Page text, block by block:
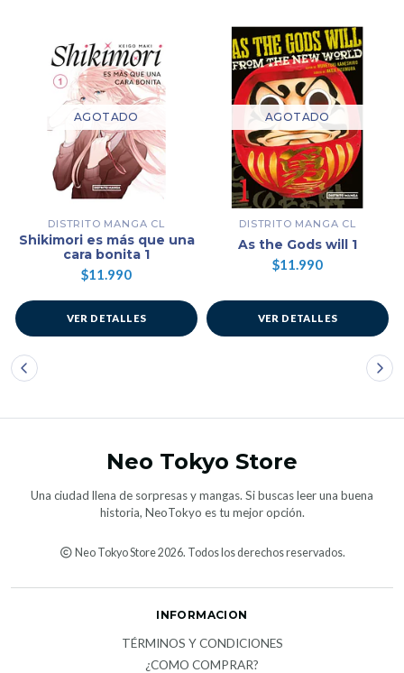
AGOTADO
DISTRITO MANGA CL
Shikimori es más que una
cara bonita 1
$11.990
VER DETALLES
AGOTADO
DISTRITO MANGA CL
As the Gods will 1
$11.990
VER DETALLES
Neo Tokyo Store
Una ciudad llena de sorpresas y mangas. Si buscas leer una buena
historia, NeoTokyo es tu mejor opción.
Neo Tokyo Store 2026. Todos los derechos reservados.
INFORMACION
TÉRMINOS Y CONDICIONES
¿COMO COMPRAR?